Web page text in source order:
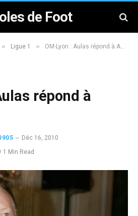
de Foot
» Ligue 1 » OM-Lyon : Aulas répond à Anigo
répond à
Déc 16, 2010
1 Min Read